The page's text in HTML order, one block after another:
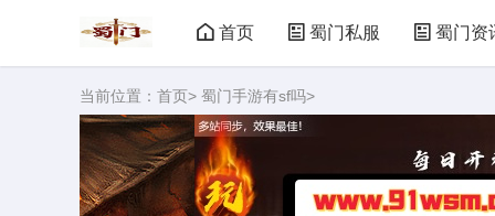
首页 蜀门私服 蜀门资
当前位置： 首页> 蜀门手游有sf吗>